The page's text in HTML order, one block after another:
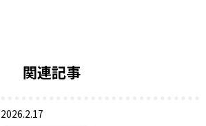
関連記事
2026.2.17